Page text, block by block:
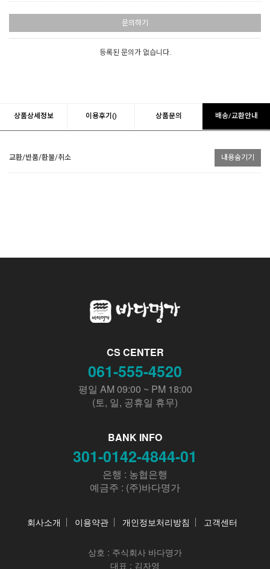
문의하기
등록된 문의가 없습니다.
상품상세정보 이용후기() 상품문의 배송/교환안내
교환/반품/환불/취소 내용숨기기
CS CENTER
061-555-4520
평일 AM 09:00 ~ PM 18:00
(토, 일, 공휴일 휴무)
BANK INFO
301-0142-4844-01
은행 : 농협은행
예금주 : (주)바다명가
회사소개 이용약관 개인정보처리방침 고객센터
상호 : 주식회사 바다명가
대표 : 김자영